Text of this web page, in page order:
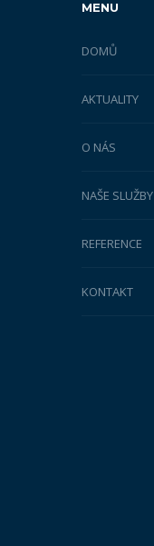
MENU
DOMŮ
AKTUALITY
O NÁS
NAŠE SLUŽBY
REFERENCE
KONTAKT